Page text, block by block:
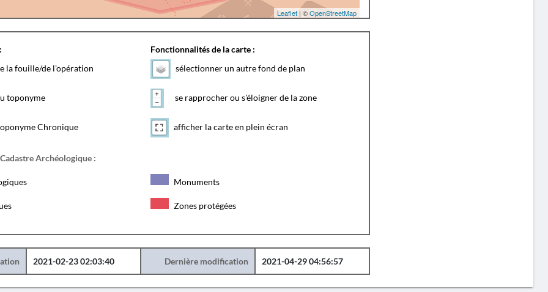
Leaflet| ©OpenStreetMap
la fouille/de l'opération
toponyme
Chronique
Fonctionnalités de la carte :
sélectionner un autre fond de plan
se rapprocher ou s'éloigner de la zone
afficher la carte en plein écran
Archéologique :
Monuments
Zones protégées
2021-02-23 02:03:40 Dernière modification 2021-04-29 04:56:57